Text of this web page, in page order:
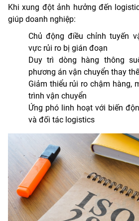
Khi xung đột ảnh hưởng đến
giúp doanh nghiệp:
Chủ động điều chỉnh tuyến
vực rủi ro bị gián đoạn
Duy trì dòng hàng thông
phương án vận chuyển thay thế
Giảm thiểu rủi ro chậm hàng,
trình vận chuyển
Ứng phó linh hoạt với biến
và đối tác logistics